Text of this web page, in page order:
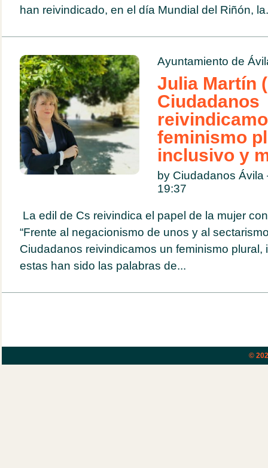
han reivindicado, en el día Mundial del Riñón,
Ayuntamiento de
Julia Martín
Ciudadanos
feminismo
inclusivo y
by Ciudadanos
19:37
La edil de Cs reivindica el papel de la mujer
“Frente al negacionismo de unos y al
Ciudadanos reivindicamos un feminismo plural,
estas han sido las palabras de...
©